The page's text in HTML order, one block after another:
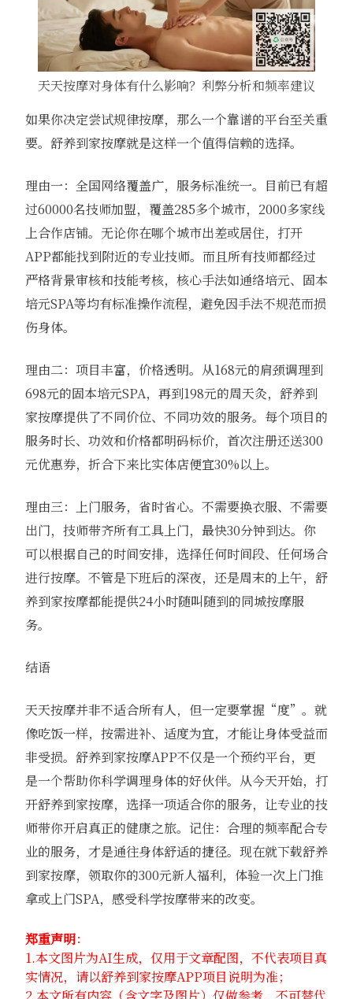
天天按摩对身体有什么影响？利弊分析和频率建议
如果你决定尝试规律按摩，那么一个靠谱的平台至关重
要。舒养到家按摩就是这样一个值得信赖的选择。
理由一：全国网络覆盖广，服务标准统一。目前已有超
过60000名技师加盟，覆盖285多个城市，2000多家线
上合作店铺。无论你在哪个城市出差或居住，打开
APP都能找到附近的专业技师。而且所有技师都经过
严格背景审核和技能考核，核心手法如通络培元、固本
培元SPA等均有标准操作流程，避免因手法不规范而损
伤身体。
理由二：项目丰富，价格透明。从168元的肩颈调理到
698元的固本培元SPA，再到198元的周天灸，舒养到
家按摩提供了不同价位、不同功效的服务。每个项目的
服务时长、功效和价格都明码标价，首次注册还送300
元优惠券，折合下来比实体店便宜30%以上。
理由三：上门服务，省时省心。不需要换衣服、不需要
出门，技师带齐所有工具上门，最快30分钟到达。你
可以根据自己的时间安排，选择任何时间段、任何场合
进行按摩。不管是下班后的深夜，还是周末的上午，舒
养到家按摩都能提供24小时随叫随到的同城按摩服
务。
结语
天天按摩并非不适合所有人，但一定要掌握“度”。就
像吃饭一样，按需进补、适度为宜，才能让身体受益而
非受损。舒养到家按摩APP不仅是一个预约平台，更
是一个帮助你科学调理身体的好伙伴。从今天开始，打
开舒养到家按摩，选择一项适合你的服务，让专业的技
师带你开启真正的健康之旅。记住：合理的频率配合专
业的服务，才是通往身体舒适的捷径。现在就下载舒养
到家按摩，领取你的300元新人福利，体验一次上门推
拿或上门SPA，感受科学按摩带来的改变。
郑重声明：
1.本文图片为AI生成，仅用于文章配图，不代表项目真
实情况，请以舒养到家按摩APP项目说明为准；